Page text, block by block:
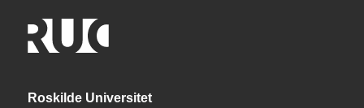
Roskilde Universitet